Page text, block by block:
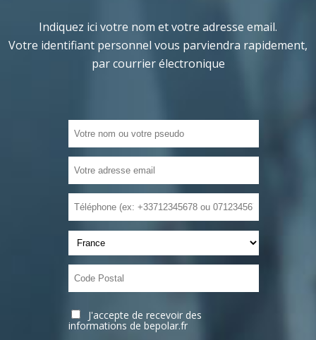
Indiquez ici votre nom et votre adresse email.
Votre identifiant personnel vous parviendra rapidement,
par courrier électronique
J'accepte de recevoir des
informations de bepolar.fr